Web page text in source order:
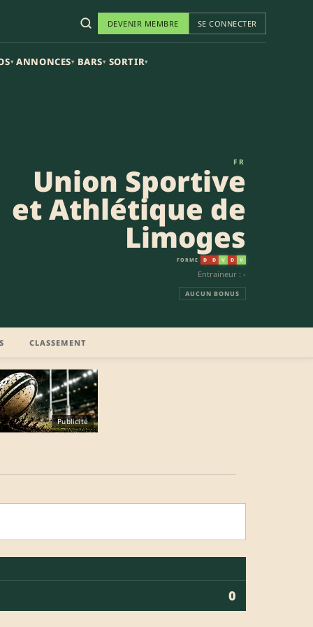
DEVENIR MEMBRE SE CONNECTER
▾ ANNONCES▾ BARS▾ SORTIR▾
de Limoges (17-
FR
Union Sportive
et Athlétique de
Limoges
FORME D D V D V
Entraineur : -
AUCUN BONUS
CLASSEMENT
Publicité
0